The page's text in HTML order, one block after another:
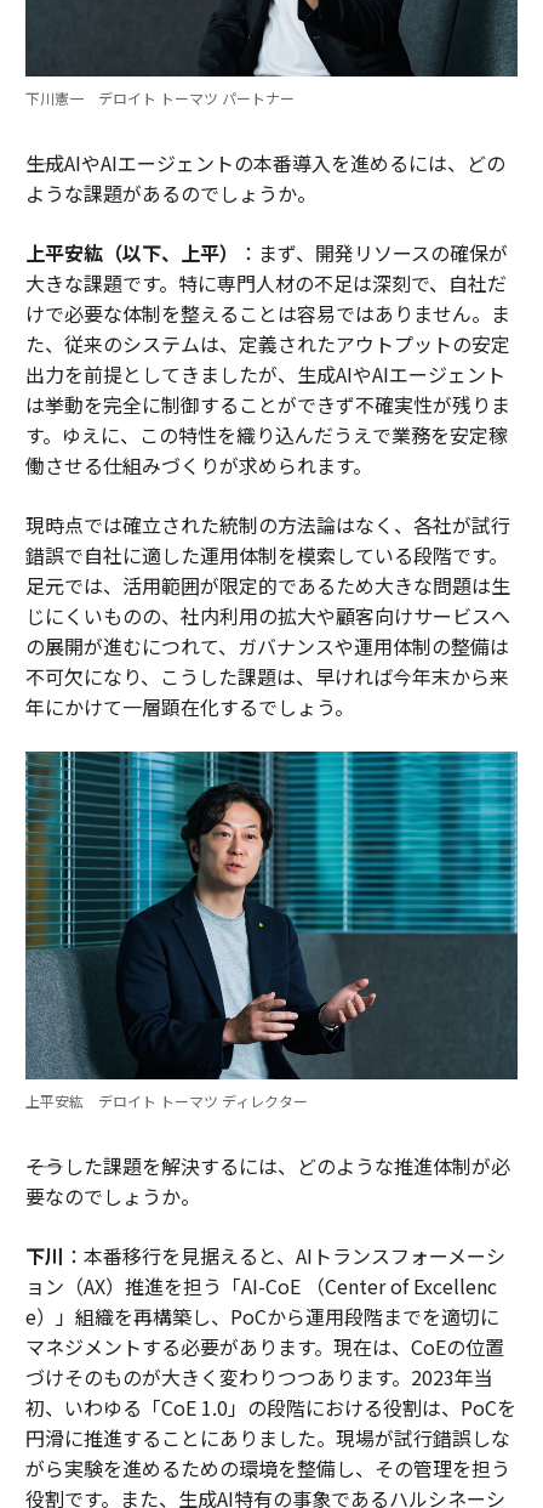
下川憲一 デロイト トーマツ パートナー
――生成AIやAIエージェントの本番導入を進めるには、どの
ような課題があるのでしょうか。
上平安紘（以下、上平）
：まず、開発リソースの確保が
大きな課題です。特に専門人材の不足は深刻で、自社だ
けで必要な体制を整えることは容易ではありません。ま
た、従来のシステムは、定義されたアウトプットの安定
出力を前提としてきましたが、生成AIやAIエージェント
は挙動を完全に制御することができず不確実性が残りま
す。ゆえに、この特性を織り込んだうえで業務を安定稼
働させる仕組みづくりが求められます。
現時点では確立された統制の方法論はなく、各社が試行
錯誤で自社に適した運用体制を模索している段階です。
足元では、活用範囲が限定的であるため大きな問題は生
じにくいものの、社内利用の拡大や顧客向けサービスへ
の展開が進むにつれて、ガバナンスや運用体制の整備は
不可欠になり、こうした課題は、早ければ今年末から来
年にかけて一層顕在化するでしょう。
上平安紘 デロイト トーマツ ディレクター
――そうした課題を解決するには、どのような推進体制が必
要なのでしょうか。
下川 ：本番移行を見据えると、AIトランスフォーメーシ
ョン（AX）推進を担う「AI-CoE （Center of Excellenc
e）」組織を再構築し、PoCから運用段階までを適切に
マネジメントする必要があります。現在は、CoEの位置
づけそのものが大きく変わりつつあります。2023年当
初、いわゆる「CoE 1.0」の段階における役割は、PoCを
円滑に推進することにありました。現場が試行錯誤しな
がら実験を進めるための環境を整備し、その管理を担う
役割です。また、生成AI特有の事象であるハルシネーシ